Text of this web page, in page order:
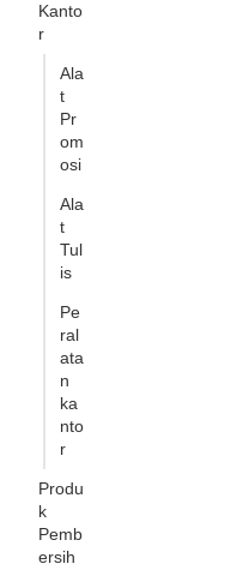
Kanto
r
Ala
t
Pr
om
osi
Ala
t
Tul
is
Pe
ral
ata
n
ka
nto
r
Produ
k
Pemb
ersih